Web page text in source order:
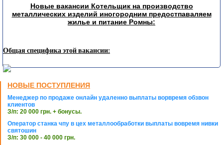
Новые вакансии Котельщик на производство
металлических изделий иногородним предостпаваляем
жилье и питание Ромны:
Общая специфика этой вакансии:
НОВЫЕ ПОСТУПЛЕНИЯ
Менеджер по продаже онлайн удаленно выплаты ворвремя обзвон
клиентов
З/п: 20 000 грн. + бонусы.
Оператор станка чпу в цех металлообработки выплаты вовремя нивки
святошин
З/п: 30 000 - 40 000 грн.